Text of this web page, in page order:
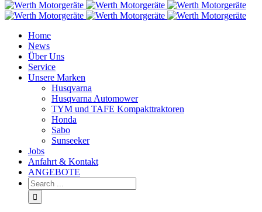
Home
News
Über Uns
Service
Unsere Marken
Husqvarna
Husqvarna Automower
TYM und TAFE Kompakttraktoren
Honda
Sabo
Sunseeker
Jobs
Anfahrt & Kontakt
ANGEBOTE